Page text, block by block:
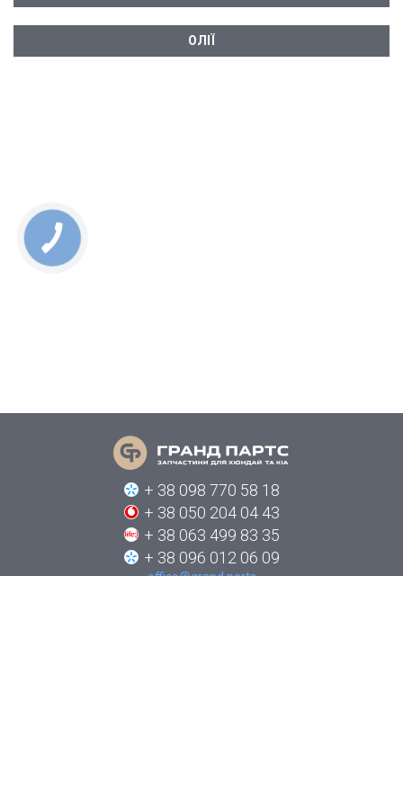
ОЛІЇ
+ 38 098 770 58 18
+ 38 050 204 04 43
+ 38 063 499 83 35
+ 38 096 012 06 09
office@grand.parts